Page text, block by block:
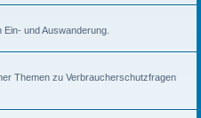
und Auswanderung.
Themen zu Verbraucherschutzfragen